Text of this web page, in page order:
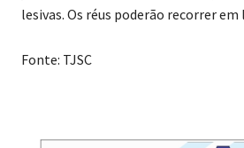
lesivas. Os réus poderão recorrer em
Fonte: TJSC